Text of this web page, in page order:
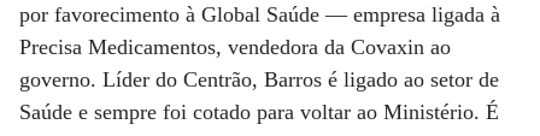
por favorecimento à Global Saúde — empresa ligada à
Precisa Medicamentos, vendedora da Covaxin ao
governo. Líder do Centrão, Barros é ligado ao setor de
Saúde e sempre foi cotado para voltar ao Ministério. É